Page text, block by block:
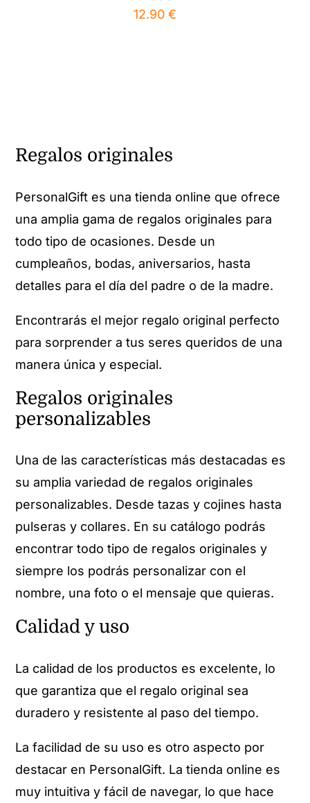
12.90 €
Regalos originales
PersonalGift es una tienda online que ofrece
una amplia gama de regalos originales para
todo tipo de ocasiones. Desde un
cumpleaños, bodas, aniversarios, hasta
detalles para el día del padre o de la madre.
Encontrarás el mejor regalo original perfecto
para sorprender a tus seres queridos de una
manera única y especial.
Regalos originales
personalizables
Una de las características más destacadas es
su amplia variedad de regalos originales
personalizables. Desde tazas y cojines hasta
pulseras y collares. En su catálogo podrás
encontrar todo tipo de regalos originales y
siempre los podrás personalizar con el
nombre, una foto o el mensaje que quieras.
Calidad y uso
La calidad de los productos es excelente, lo
que garantiza que el regalo original sea
duradero y resistente al paso del tiempo.
La facilidad de su uso es otro aspecto por
destacar en PersonalGift. La tienda online es
muy intuitiva y fácil de navegar, lo que hace